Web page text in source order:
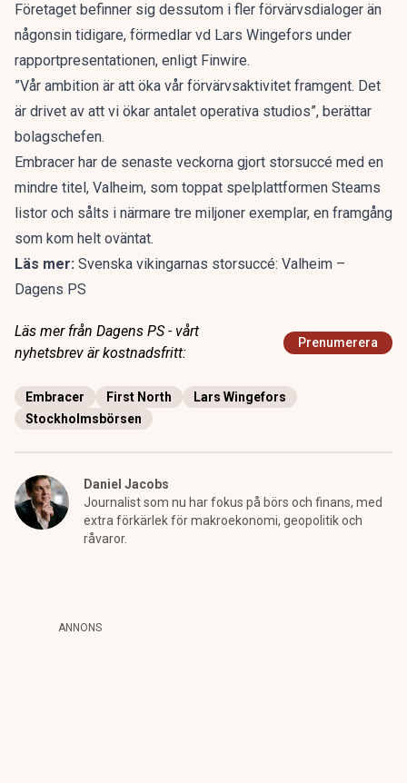
Företaget befinner sig dessutom i fler förvärvsdialoger än
någonsin tidigare, förmedlar vd Lars Wingefors under
rapportpresentationen, enligt Finwire.
”Vår ambition är att öka vår förvärvsaktivitet framgent. Det
är drivet av att vi ökar antalet operativa studios”, berättar
bolagschefen.
Embracer har de senaste veckorna gjort storsuccé med en
mindre titel, Valheim, som toppat spelplattformen Steams
listor och sålts i närmare tre miljoner exemplar, en framgång
som kom helt oväntat.
Läs mer: Svenska vikingarnas storsuccé: Valheim –
Dagens PS
Läs mer från Dagens PS - vårt
nyhetsbrev är kostnadsfritt:
Prenumerera
Embracer First North
Lars Wingefors
Stockholmsbörsen
Daniel Jacobs
Journalist som nu har fokus på börs och finans, med
extra förkärlek för makroekonomi, geopolitik och
råvaror.
ANNONS